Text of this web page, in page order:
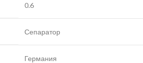
0.6
Сепаратор
Германия